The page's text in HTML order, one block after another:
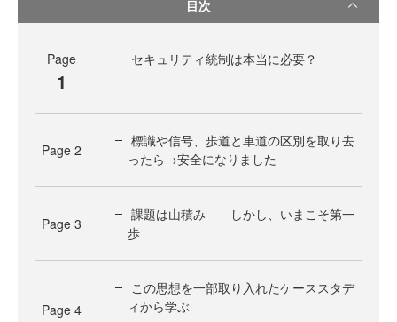
目次
Page
1
セキュリティ統制は本当に必要？
Page 2
標識や信号、歩道と車道の区別を取り去
ったら→安全になりました
Page 3
課題は山積み――しかし、いまこそ第一
歩
Page 4
この思想を一部取り入れたケーススタデ
ィから学ぶ